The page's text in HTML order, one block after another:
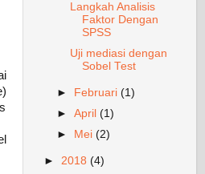
Langkah Analisis
Faktor Dengan
SPSS
Uji mediasi dengan
Sobel Test
► Februari (1)
► April (1)
►
Mei (2)
► 2018 (4)